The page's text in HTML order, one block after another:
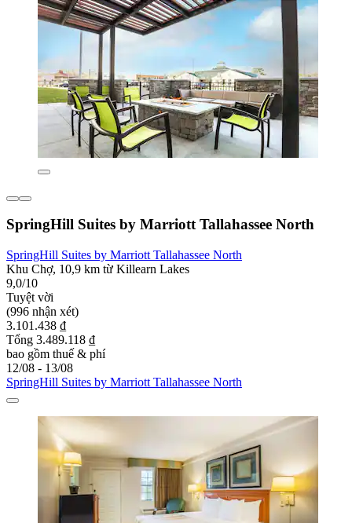
SpringHill Suites by Marriott Tallahassee North
SpringHill Suites by Marriott Tallahassee North
Khu Chợ, 10,9 km từ Killearn Lakes
9,0/10
Tuyệt vời
(996 nhận xét)
3.101.438 ₫
Tổng 3.489.118 ₫
bao gồm thuế & phí
12/08 - 13/08
SpringHill Suites by Marriott Tallahassee North